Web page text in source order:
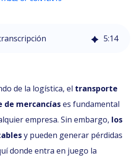
5:14
de la logística, el transporte
de mercancíases fundamental
empresa. Sin embargo, los
y pueden generar pérdidas
donde entra en juego la